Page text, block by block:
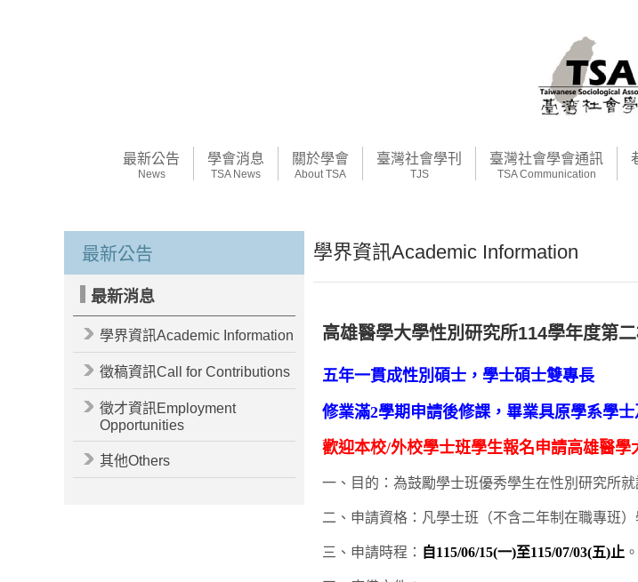
最新公告
News
學會消息
TSA News
關於學會
About TSA
臺灣社會學刊
TJS
臺灣社會學會通訊
TSA Communication
最新公告
最新消息
學界資訊Academic Information
徵稿資訊Call for Contributions
徵才資訊Employment
Opportunities
其他Others
學界資訊Academic Information
高雄醫學大學性別研究所114學年度第
五年一貫成性別碩士，學士碩士雙專長
修業滿2學期申請後修課，畢業具原學系學
歡迎本校/外校學士班學生報名申請高雄醫學
一、目的：為鼓勵學士班優秀學生在性別研究所
二、申請資格：凡學士班（不含二年制在職專班）
三、申請時程： 自115/06/15(一)至115/07/03(五)止 。